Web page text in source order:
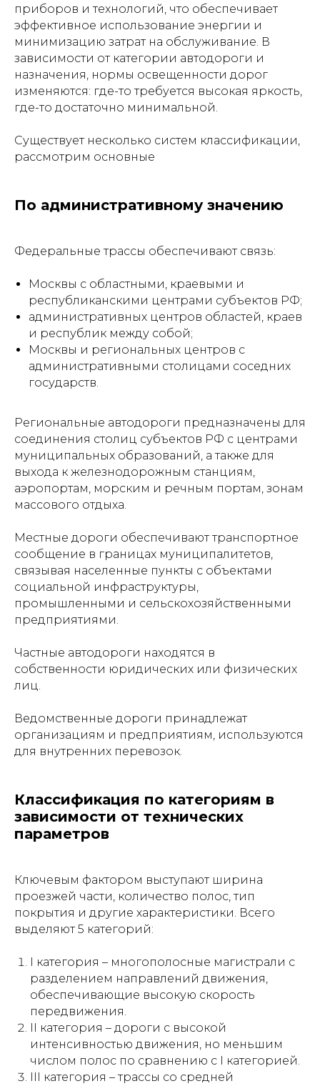
приборов и технологий, что обеспечивает
эффективное использование энергии и
минимизацию затрат на обслуживание. В
зависимости от категории автодороги и
назначения, нормы освещенности дорог
изменяются: где-то требуется высокая яркость,
где-то достаточно минимальной.
Существует несколько систем классификации,
рассмотрим основные
По административному значению
Федеральные трассы обеспечивают связь:
Москвы с областными, краевыми и
республиканскими центрами субъектов РФ;
административных центров областей, краев
и республик между собой;
Москвы и региональных центров с
административными столицами соседних
государств.
Региональные автодороги предназначены для
соединения столиц субъектов РФ с центрами
муниципальных образований, а также для
выхода к железнодорожным станциям,
аэропортам, морским и речным портам, зонам
массового отдыха.
Местные дороги обеспечивают транспортное
сообщение в границах муниципалитетов,
связывая населенные пункты с объектами
социальной инфраструктуры,
промышленными и сельскохозяйственными
предприятиями.
Частные автодороги находятся в
собственности юридических или физических
лиц.
Ведомственные дороги принадлежат
организациям и предприятиям, используются
для внутренних перевозок.
Классификация по категориям в
зависимости от технических
параметров
Ключевым фактором выступают ширина
проезжей части, количество полос, тип
покрытия и другие характеристики. Всего
выделяют 5 категорий:
I категория – многополосные магистрали с
разделением направлений движения,
обеспечивающие высокую скорость
передвижения.
II категория – дороги с высокой
интенсивностью движения, но меньшим
числом полос по сравнению с I категорией.
III категория – трассы со средней